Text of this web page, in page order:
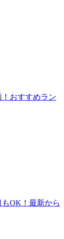
！おすすめラン
もOK！最新から